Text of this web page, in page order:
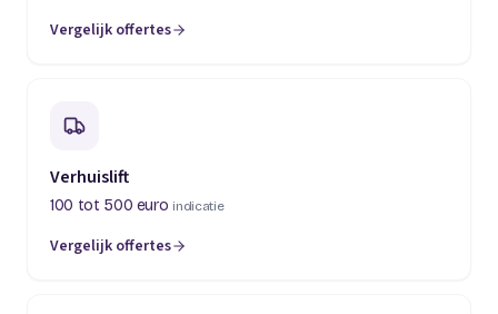
Vergelijk offertes
(opent in een nieuw tabblad)
Verhuislift
100 tot 500 euro indicatie
Vergelijk offertes
(opent in een nieuw tabblad)